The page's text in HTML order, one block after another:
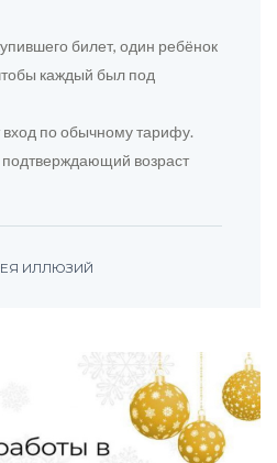
билет, один ребёнок
каждый был под
по обычному тарифу.
подтверждающий возраст
ИЛЛЮЗИЙ